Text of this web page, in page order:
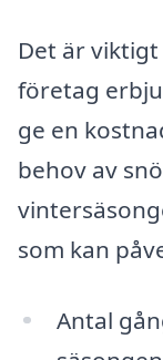
Det är
företag
ge en
behov av
som kan
Antal